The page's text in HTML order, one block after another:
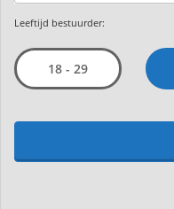
Leeftijd bestuurder:
18 - 29